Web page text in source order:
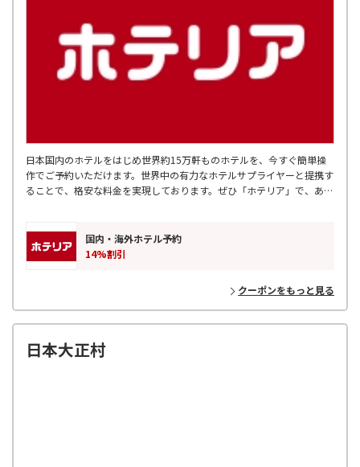
日本国内のホテルをはじめ世界約15万軒ものホテルを、今すぐ簡単操
作でご予約いただけます。世界中の有力なホテルサプライヤーと提携す
ることで、格安な料金を実現しております。ぜひ「ホテリア」で、あな
国内・海外ホテル予約
14%割引
クーポンをもっと見る
日本大正村